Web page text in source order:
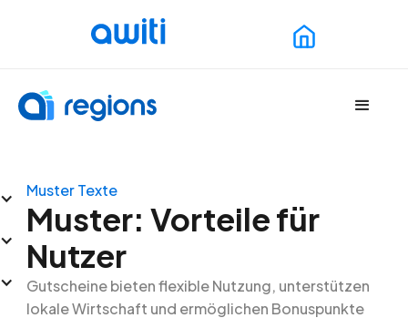
Muster Texte
Muster: Vorteile für
Nutzer
Gutscheine bieten flexible Nutzung, unterstützen
lokale Wirtschaft und ermöglichen Bonuspunkte